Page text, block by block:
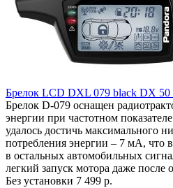
Брелок LCD DXL 079 black DX 50
Брелок D-079 оснащен
энергии при частотном
удалось достичь максимального
потребления энергии – 7 мА, что
в остальных автомобильных
легкий запуск мотора даже после
Без установки 7 499 р.